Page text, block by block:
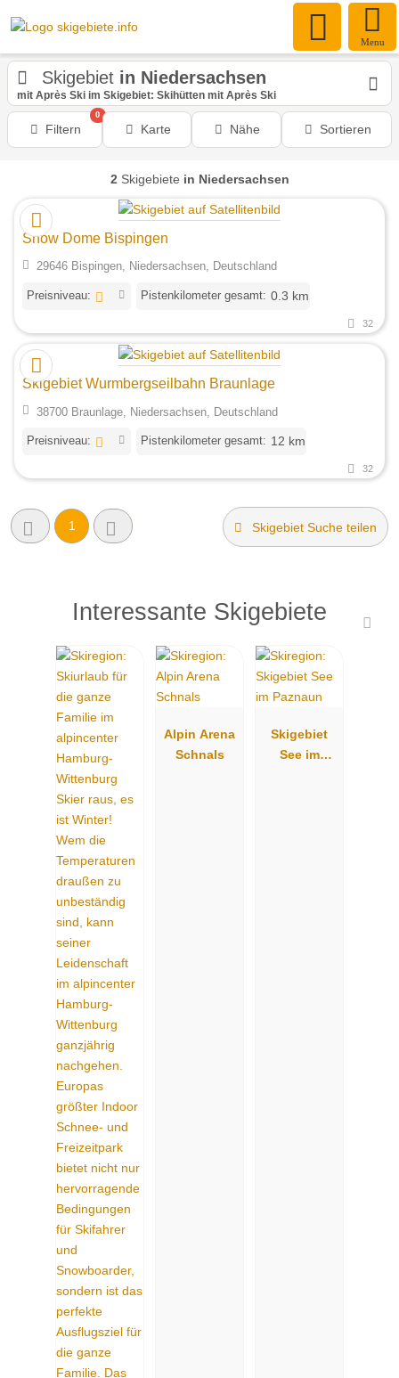
Menu
Skigebiet in Niedersachsen
mit Après Ski im Skigebiet: Skihütten mit Après Ski
Filtern
0
Karte Nähe Sortieren
2 Skigebiete in Niedersachsen
Snow Dome Bispingen
29646 Bispingen, Niedersachsen, Deutschland
Preisniveau: Pistenkilometer gesamt: 0.3 km
32
Skigebiet Wurmbergseilbahn Braunlage
38700 Braunlage, Niedersachsen, Deutschland
Preisniveau: Pistenkilometer gesamt: 12 km
32
1 Skigebiet Suche teilen
Interessante Skigebiete
Alpin Arena
Schnals
Skigebiet
See im